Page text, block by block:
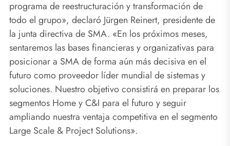
programa de reestructuración y transformación de
todo el grupo», declaró Jürgen Reinert, presidente de
la junta directiva de SMA. «En los próximos meses,
sentaremos las bases financieras y organizativas para
posicionar a SMA de forma aún más decisiva en el
futuro como proveedor líder mundial de sistemas y
soluciones. Nuestro objetivo consistirá en preparar los
segmentos Home y C&I para el futuro y seguir
ampliando nuestra ventaja competitiva en el segmento
Large Scale & Project Solutions».